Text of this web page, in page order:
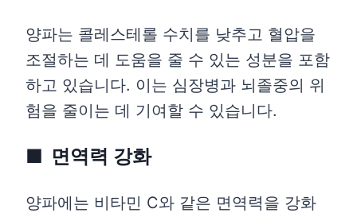
양파는 콜레스테롤 수치를 낮추고 혈압을
조절하는 데 도움을 줄 수 있는 성분을 포함
하고 있습니다. 이는 심장병과 뇌졸중의 위
험을 줄이는 데 기여할 수 있습니다.
면역력 강화
양파에는 비타민 C와 같은 면역력을 강화